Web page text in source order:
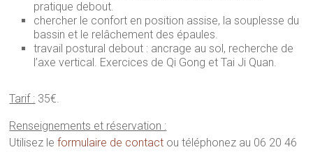
pratique debout.
chercher le confort en position assise, la souplesse du
bassin et le relâchement des épaules.
travail postural debout : ancrage au sol, recherche de
l’axe vertical. Exercices de Qi Gong et Tai Ji Quan.
Tarif : 35€.
Renseignements et réservation :
Utilisez leformulaire de contact ou téléphonez au 06 20 46